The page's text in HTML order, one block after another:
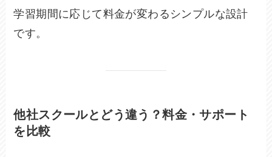
学習期間に応じて料金が変わるシンプルな設計
です。
他社スクールとどう違う？料金・サポート
を比較